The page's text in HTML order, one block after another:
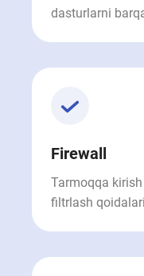
dasturlarni
Firewall
Tarmoqqa
filtrlash